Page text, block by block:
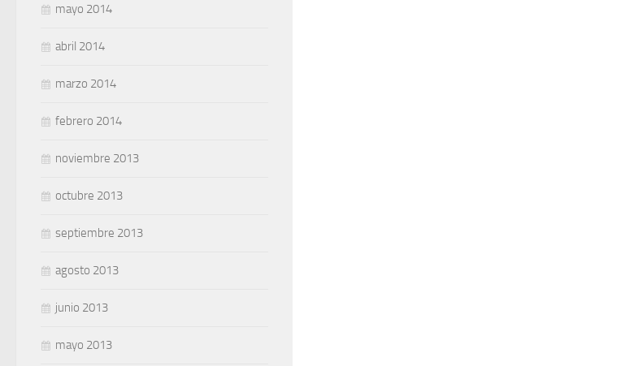
mayo 2014
abril 2014
marzo 2014
febrero 2014
noviembre 2013
octubre 2013
septiembre 2013
agosto 2013
junio 2013
mayo 2013